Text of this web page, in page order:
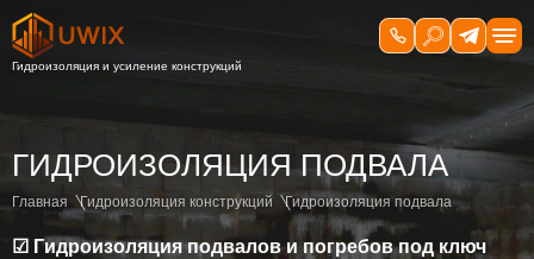
ГИДРОИЗОЛЯЦИЯ ПОДВАЛА
Главная Гидроизоляция конструкций Гидроизоляция подвала
☑ Гидроизоляция подвалов и погребов под ключ